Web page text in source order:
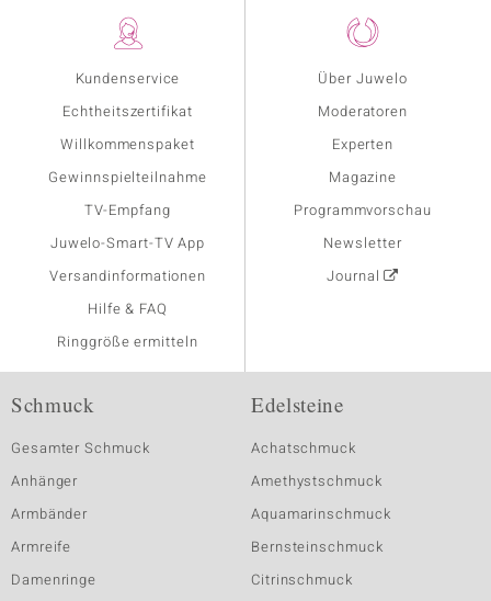
Kundenservice
Echtheitszertifikat
Willkommenspaket
Gewinnspielteilnahme
TV-Empfang
Juwelo-Smart-TV App
Versandinformationen
Hilfe & FAQ
Ringgröße ermitteln
Über Juwelo
Moderatoren
Experten
Magazine
Programmvorschau
Newsletter
Journal
Schmuck
Gesamter Schmuck
Anhänger
Armbänder
Armreife
Damenringe
Edelsteine
Achatschmuck
Amethystschmuck
Aquamarinschmuck
Bernsteinschmuck
Citrinschmuck